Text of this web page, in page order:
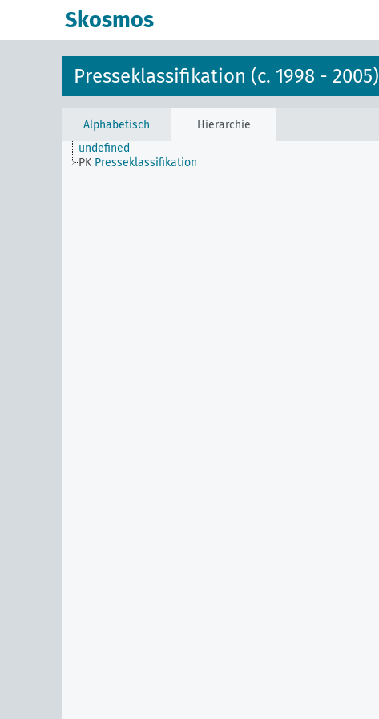
Skosmos
Presseklassifikation (c. 1998 - 2005)
Alphabetisch
Hierarchie
undefined
PK Presseklassifikation